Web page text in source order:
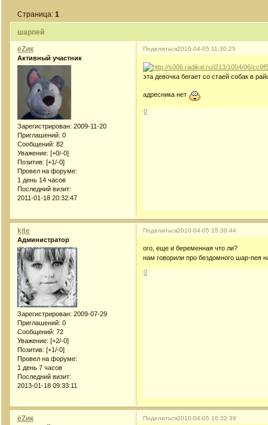
шарпей
Страница:1
Поделиться2010-04-05 11:30:25
ёZик
Активный участник
Зарегистрирован: 2009-11-20
Приглашений: 0
Сообщений: 82
Уважение: [+0/-0]
Позитив: [+1/-0]
Провел на форуме:
1 день 14 часов
Последний визит:
2011-01-18 20:32:47
эта девочка бегает со стаей собак в
адресника нет
0
Поделиться2010-04-05 15:36:44
kite
Администратор
Зарегистрирован: 2009-07-29
Приглашений: 0
Сообщений: 72
Уважение: [+2/-0]
Позитив: [+1/-0]
Провел на форуме:
1 день 7 часов
Последний визит:
2013-01-18 09:33:11
ого, еще и беременная что ли?
нам говорили про бездомного шар-пея
0
Поделиться2010-04-05 16:32:39
ёZик